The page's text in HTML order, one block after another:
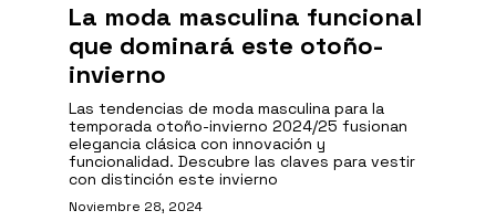
La moda masculina funcional
que dominará este otoño-
invierno
Las tendencias de moda masculina para la
temporada otoño-invierno 2024/25 fusionan
elegancia clásica con innovación y
funcionalidad. Descubre las claves para vestir
con distinción este invierno
Noviembre 28, 2024